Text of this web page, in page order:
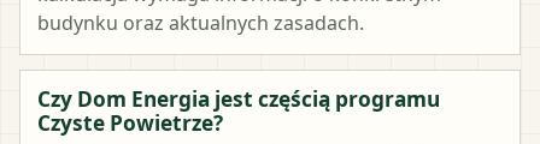
budynku oraz aktualnych zasadach.
Czy Dom Energia jest częścią programu
Czyste Powietrze?